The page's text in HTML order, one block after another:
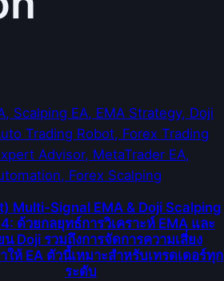
Multi-Signal EMA & Doji Scalping
ด้วยกลยุทธ์การวิเคราะห์ EMA และ
น Doji รวมถึงการจัดการความเสี่ยง
ห้ EA ตัวนี้เหมาะสำหรับเทรดเดอร์ทุก
ระดับ